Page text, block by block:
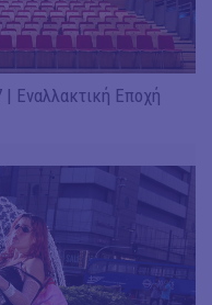
| Εναλλακτική Εποχή